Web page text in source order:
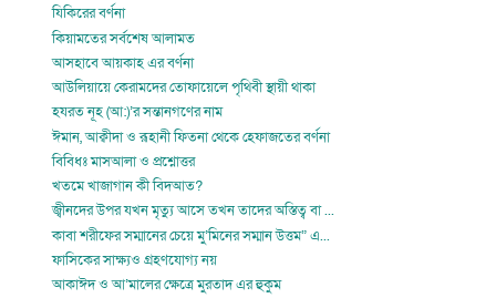
যিকিরের বর্ণনা
কিয়ামতের সর্বশেষ আলামত
আসহাবে আয়কাহ এর বর্ণনা
আউলিয়ায়ে কেরামদের তোফায়েলে পৃথিবী স্থায়ী থাকা
হযরত নূহ (আ:)’র সন্তানগণের নাম
ঈমান, আক্বীদা ও রূহানী ফিতনা থেকে হেফাজতের বর্ণনা
বিবিধঃ মাসআলা ও প্রশ্নোত্তর
খতমে খাজাগান কী বিদআত?
জ্বীনদের উপর যখন মৃত্যু আসে তখন তাদের অস্তিত্ব বা ...
কাবা শরীফের সম্মানের চেয়ে মু’মিনের সম্মান উত্তম” এ...
ফাসিকের সাক্ষ্যও গ্রহণযোগ্য নয়
আকাঈদ ও আ’মালের ক্ষেত্রে মুরতাদ এর হুকুম